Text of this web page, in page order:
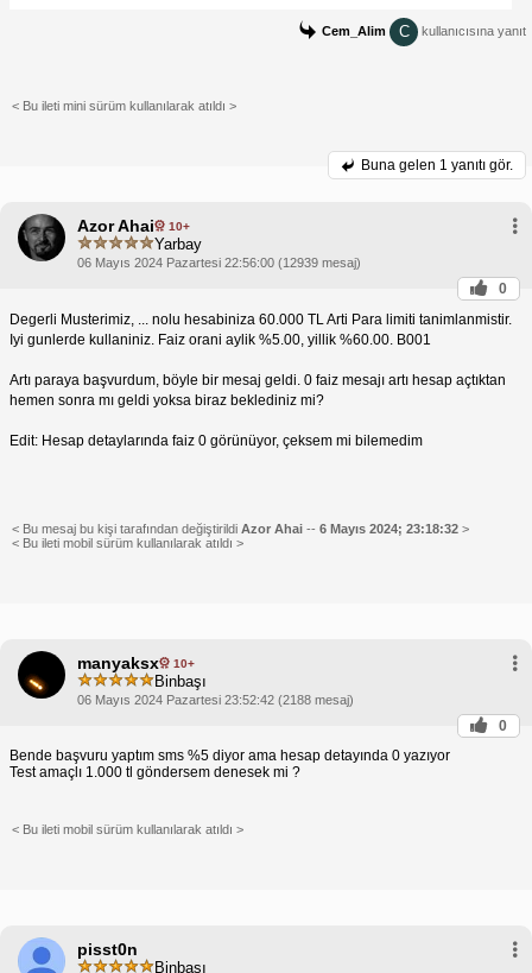
Cem_Alim C kullanıcısına yanıt
< Bu ileti mini sürüm kullanılarak atıldı >
Buna gelen 1 yanıtı gör.
Azor Ahai 10+
Yarbay
06 Mayıs 2024 Pazartesi 22:56:00 (12939 mesaj)
0
Degerli Musterimiz, ... nolu hesabiniza 60.000 TL Arti Para limiti tanimlanmistir.
Iyi gunlerde kullaniniz. Faiz orani aylik %5.00, yillik %60.00. B001
Artı paraya başvurdum, böyle bir mesaj geldi. 0 faiz mesajı artı hesap açtıktan
hemen sonra mı geldi yoksa biraz beklediniz mi?
Edit: Hesap detaylarında faiz 0 görünüyor, çeksem mi bilemedim
< Bu mesaj bu kişi tarafından değiştirildi Azor Ahai -- 6 Mayıs 2024; 23:18:32 >
< Bu ileti mobil sürüm kullanılarak atıldı >
manyaksx 10+
Binbaşı
06 Mayıs 2024 Pazartesi 23:52:42 (2188 mesaj)
0
Bende başvuru yaptım sms %5 diyor ama hesap detayında 0 yazıyor
Test amaçlı 1.000 tl göndersem denesek mi ?
< Bu ileti mobil sürüm kullanılarak atıldı >
pisst0n
Binbaşı